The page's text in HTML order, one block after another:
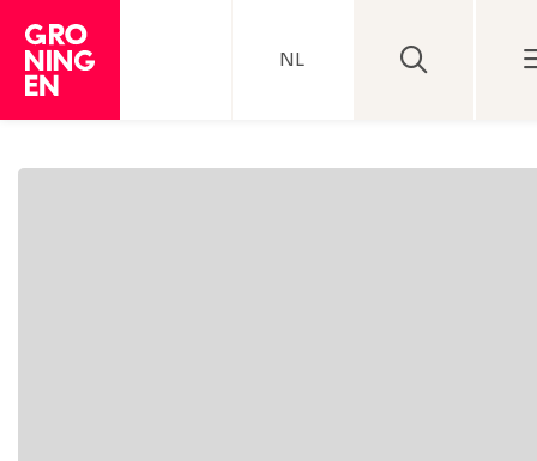
NL